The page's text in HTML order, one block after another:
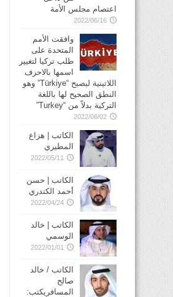
اعتصام مجلس الأمة
2022/06/16
وافقت الأمم
المتحدة على
طلب تركيا لتغيير
اسمها بالاحرف
اللاتينية ليصبح “Türkiye” وهو
النطق الصحيح لها باللغة
التركية بدلاً من “Turkey”
2022/06/02
الكاتب | هزاع
المطيري
2022/05/11
الكاتب | حسن
أحمد الكندري
2022/04/24
الكاتب | خالد
الوسمي
2022/01/01
الكاتب / خالد
صالح
المسافريكتب: